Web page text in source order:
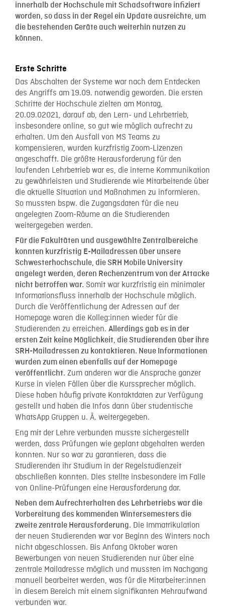
innerhalb der Hochschule mit Schadsoftware infiziert
worden, so dass in der Regel ein Update ausreichte, um
die bestehenden Geräte auch weiterhin nutzen zu
können.
Erste Schritte
Das Abschalten der Systeme war nach dem Entdecken
des Angriffs am 19.09. notwendig geworden. Die ersten
Schritte der Hochschule zielten am Montag,
20.09.02021, darauf ab, den Lern- und Lehrbetrieb,
insbesondere online, so gut wie möglich aufrecht zu
erhalten. Um den Ausfall von MS Teams zu
kompensieren, wurden kurzfristig Zoom-Lizenzen
angeschafft. Die größte Herausforderung für den
laufenden Lehrbetrieb war es, die interne Kommunikation
zu gewährleisten und Studierende wie Mitarbeitende über
die aktuelle Situation und Maßnahmen zu informieren.
So mussten bspw. die Zugangsdaten für die neu
angelegten Zoom-Räume an die Studierenden
weitergegeben werden.
Für die Fakultäten und ausgewählte Zentralbereiche
konnten kurzfristig E-Mailadressen über unsere
Schwesterhochschule, die SRH Mobile University
angelegt werden, deren Rechenzentrum von der Attacke
nicht betroffen war. Somit war kurzfristig ein minimaler
Informationsfluss innerhalb der Hochschule möglich.
Durch die Veröffentlichung der Adressen auf der
Homepage waren die Kolleg:innen wieder für die
Studierenden zu erreichen. Allerdings gab es in der
ersten Zeit keine Möglichkeit, die Studierenden über ihre
SRH-Mailadressen zu kontaktieren. Neue Informationen
wurden zum einen ebenfalls auf der Homepage
veröffentlicht. Zum anderen war die Ansprache ganzer
Kurse in vielen Fällen über die Kurssprecher möglich.
Diese haben häufig private Kontaktdaten zur Verfügung
gestellt und haben die Infos dann über studentische
WhatsApp Gruppen u. Ä. weitergegeben.
Eng mit der Lehre verbunden musste sichergestellt
werden, dass Prüfungen wie geplant abgehalten werden
konnten. Nur so war zu garantieren, dass die
Studierenden ihr Studium in der Regelstudienzeit
abschließen konnten. Dies stellte insbesondere im Falle
von Online-Prüfungen eine Herausforderung dar.
Neben dem Aufrechterhalten des Lehrbetriebs war die
Vorbereitung des kommenden Wintersemesters die
zweite zentrale Herausforderung. Die Immatrikulation
der neuen Studierenden war vor Beginn des Winters noch
nicht abgeschlossen. Bis Anfang Oktober waren
Bewerbungen von neuen Studierenden nur über eine
zentrale Mailadresse möglich und mussten im Nachgang
manuell bearbeitet werden, was für die Mitarbeiter:innen
in diesem Bereich mit einem signifikanten Mehraufwand
verbunden war.